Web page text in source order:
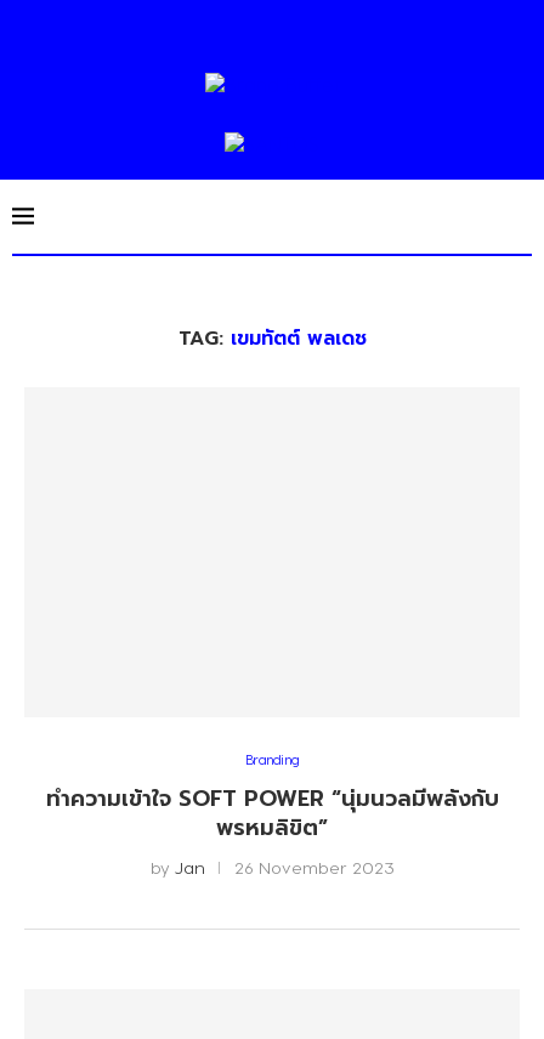
TAG: เขมทัตต์ พลเดช
Branding
ทำความเข้าใจ SOFT POWER “นุ่มนวลมีพลังกับ
พรหมลิขิต”
by Jan 26 November 2023